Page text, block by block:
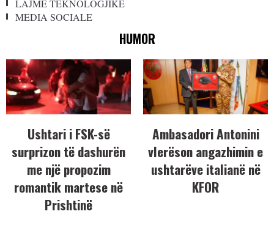
LAJME TEKNOLOGJIKE
MEDIA SOCIALE
HUMOR
Ushtari i FSK-së
surprizon të dashurën
me një propozim
romantik martese në
Prishtinë
Ambasadori Antonini
vlerëson angazhimin e
ushtarëve italianë në
KFOR